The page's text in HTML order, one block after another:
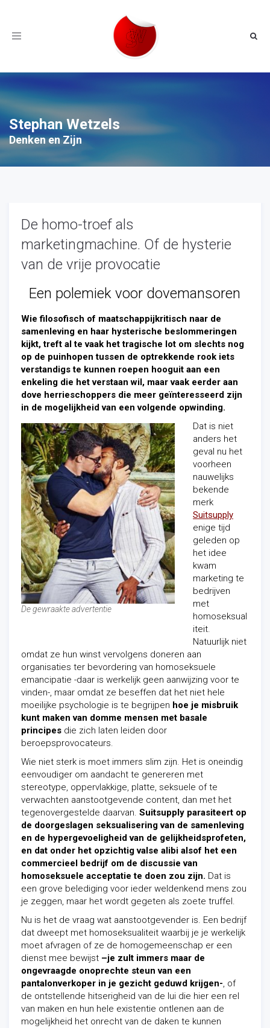
Toggle
Stephan Wetzels
Denken en Zijn
De homo-troef als
marketingmachine. Of de hysterie
van de vrije provocatie
Een polemiek voor dovemansoren
Wie filosofisch of maatschappijkritisch naar de
samenleving en haar hysterische beslommeringen
kijkt, treft al te vaak het tragische lot om slechts nog
op de puinhopen tussen de optrekkende rook iets
verstandigs te kunnen roepen hooguit aan een
enkeling die het verstaan wil, maar vaak eerder aan
dove herrieschoppers die meer geïnteresseerd zijn
in de mogelijkheid van een volgende opwinding.
De gewraakte advertentie
Dat is niet
anders het
geval nu het
voorheen
nauwelijks
bekende
merk
Suitsupply
enige tijd
geleden op
het idee
kwam
marketing te
bedrijven
met
homoseksual
iteit.
Natuurlijk niet
omdat ze hun winst vervolgens doneren aan
organisaties ter bevordering van homoseksuele
emancipatie -daar is werkelijk geen aanwijzing voor te
vinden-, maar omdat ze beseffen dat het niet hele
moeilijke psychologie is te begrijpen hoe je misbruik
kunt maken van domme mensen met basale
principes die zich laten leiden door
beroepsprovocateurs.
Wie niet sterk is moet immers slim zijn. Het is oneindig
eenvoudiger om aandacht te genereren met
stereotype, oppervlakkige, platte, seksuele of te
verwachten aanstootgevende content, dan met het
tegenovergestelde daarvan. Suitsupply parasiteert op
de doorgeslagen seksualisering van de samenleving
en de hypergevoeligheid van de gelijkheidsprofeten,
en dat onder het opzichtig valse alibi alsof het een
commercieel bedrijf om de discussie van
homoseksuele acceptatie te doen zou zijn. Dat is
een grove belediging voor ieder weldenkend mens zou
je zeggen, maar het wordt gegeten als zoete truffel.
Nu is het de vraag wat aanstootgevender is. Een bedrijf
dat dweept met homoseksualiteit waarbij je je werkelijk
moet afvragen of ze de homogemeenschap er een
dienst mee bewijst –je zult immers maar de
ongevraagde onoprechte steun van een
pantalonverkoper in je gezicht geduwd krijgen-, of
de ontstellende hitserigheid van de lui die hier een rel
van maken en hun hele existentie ontlenen aan de
mogelijkheid het onrecht van de daken te kunnen